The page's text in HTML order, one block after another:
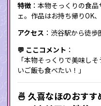
特徴 ：本物そっくりの食
ェ。作品はお持ち帰りOK
アクセス ：渋谷駅から徒歩
💬 ここコメント ：
「本物そっくりで美味し
いご飯も食べたい！」
🍜 久喜なほのおす